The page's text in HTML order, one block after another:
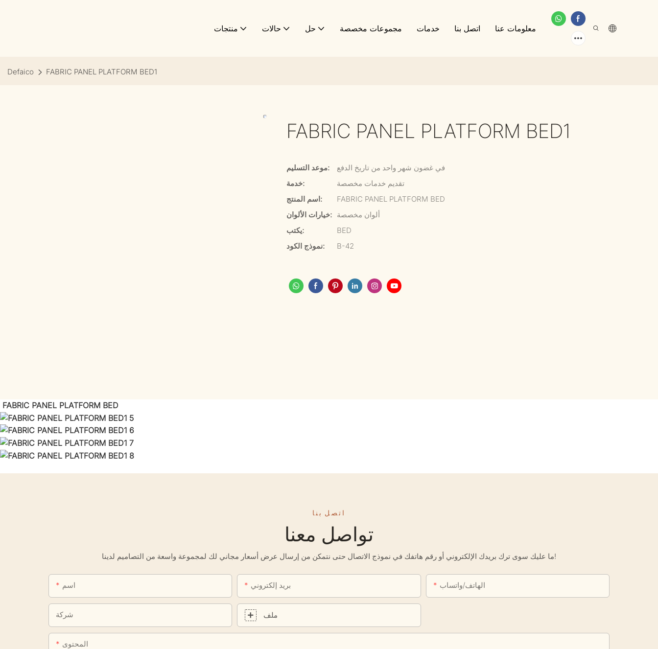
منتجات حالات حل مجموعات مخصصة خدمات اتصل بنا معلومات عنا
Defaico FABRIC PANEL PLATFORM BED1
FABRIC PANEL PLATFORM BED1
موعد التسليم:
في غضون شهر واحد من تاريخ الدفع
خدمة:
تقديم خدمات مخصصة
اسم المنتج:
FABRIC PANEL PLATFORM BED
خيارات الألوان: ألوان مخصصة
يكتب:
BED
نموذج الكود:
B-42
FABRIC PANEL PLATFORM BED
اتصل بنا
تواصل معنا
ما عليك سوى ترك بريدك الإلكتروني أو رقم هاتفك في نموذج الاتصال حتى نتمكن من إرسال عرض أسعار مجاني لك لمجموعة واسعة من التصاميم لدينا!
اسم بريد إلكتروني الهاتف/واتساب
شركة ملف
المحتوى